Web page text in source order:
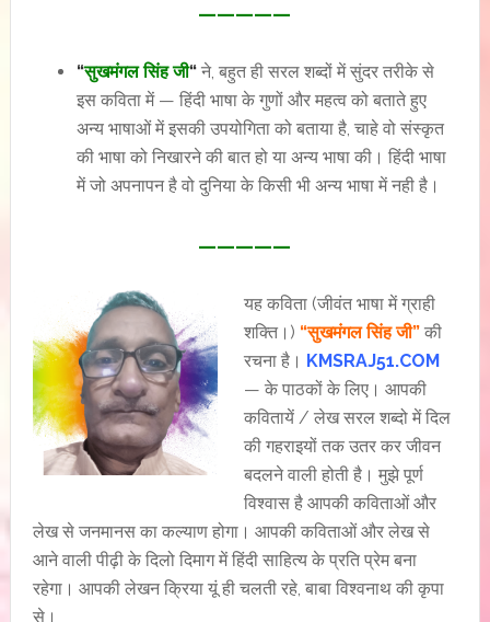
—————
“सुखमंगल सिंह जी“ने, बहुत ही सरल शब्दों में सुंदर तरीके से
इस कविता में — हिंदी भाषा के गुणों और महत्व को बताते हुए
अन्य भाषाओं में इसकी उपयोगिता को बताया है, चाहे वो संस्कृत
की भाषा को निखारने की बात हो या अन्य भाषा की। हिंदी भाषा
में जो अपनापन है वो दुनिया के किसी भी अन्य भाषा में नही है।
—————
यह कविता (जीवंत भाषा में ग्राही
शक्ति।) “सुखमंगल सिंह जी”की
रचना है। KMSRAJ51.COM
— के पाठकों के लिए। आपकी
कवितायें / लेख सरल शब्दो में दिल
की गहराइयों तक उतर कर जीवन
बदलने वाली होती है। मुझे पूर्ण
विश्वास है आपकी कविताओं और
लेख से जनमानस का कल्याण होगा। आपकी कविताओं और लेख से
आने वाली पीढ़ी के दिलो दिमाग में हिंदी साहित्य के प्रति प्रेम बना
रहेगा। आपकी लेखन क्रिया यूं ही चलती रहे, बाबा विश्वनाथ की कृपा
से।